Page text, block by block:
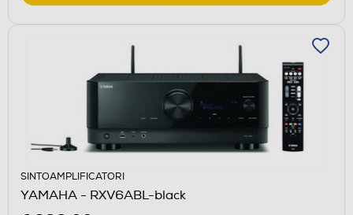
SINTOAMPLIFICATORI
YAMAHA - RXV6ABL-black